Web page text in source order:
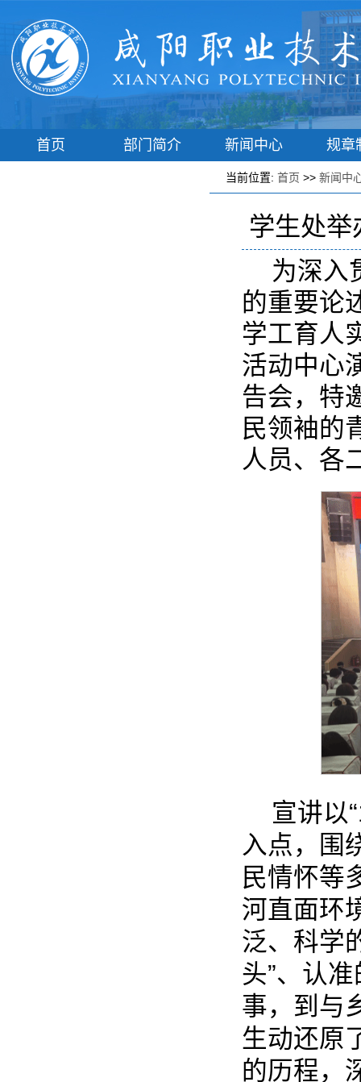
首页 部门简介 新闻中心
规章
学子港湾 学生风
当前位置: 首页 >> 新闻中
学生处举
为深入
的重要论
学工育人
活动中心
告会，特
民领袖的
人员、各
宣讲以
入点，围
民情怀等
河直面环
泛、科学
头”、认
事，到与
生动还原
的历程，